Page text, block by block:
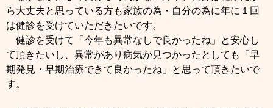
ら大丈夫と思っている方も家族の為・自分の為に年に１回
は健診を受けていただきたいです。
健診を受けて「今年も異常なしで良かったね」と安心し
て頂きたいし、異常があり病気が見つかったとしても「早
期発見・早期治療できて良かったね」と思って頂きたいで
す。